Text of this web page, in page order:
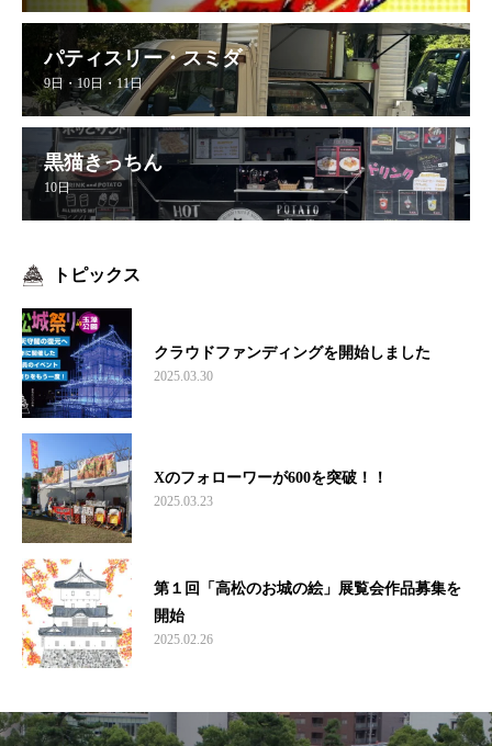
パティスリー・スミダ
9日・10日・11日
黒猫きっちん
10日
トピックス
クラウドファンディングを開始しました
2025.03.30
Xのフォローワーが600を突破！！
2025.03.23
第１回「高松のお城の絵」展覧会作品募集を
開始
2025.02.26